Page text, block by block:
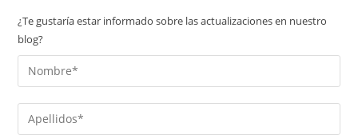
¿Te gustaría estar informado sobre las actualizaciones en nuestro
blog?